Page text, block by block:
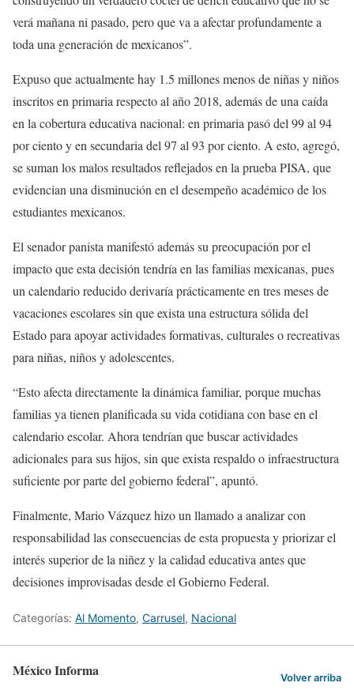
verá mañana ni pasado, pero que va a afectar profundamente a
toda una generación de mexicanos”.
Expuso que actualmente hay 1.5 millones menos de niñas y niños
inscritos en primaria respecto al año 2018, además de una caída
en la cobertura educativa nacional: en primaria pasó del 99 al 94
por ciento y en secundaria del 97 al 93 por ciento. A esto, agregó,
se suman los malos resultados reflejados en la prueba PISA, que
evidencian una disminución en el desempeño académico de los
estudiantes mexicanos.
El senador panista manifestó además su preocupación por el
impacto que esta decisión tendría en las familias mexicanas, pues
un calendario reducido derivaría prácticamente en tres meses de
vacaciones escolares sin que exista una estructura sólida del
Estado para apoyar actividades formativas, culturales o recreativas
para niñas, niños y adolescentes.
“Esto afecta directamente la dinámica familiar, porque muchas
familias ya tienen planificada su vida cotidiana con base en el
calendario escolar. Ahora tendrían que buscar actividades
adicionales para sus hijos, sin que exista respaldo o infraestructura
suficiente por parte del gobierno federal”, apuntó.
Finalmente, Mario Vázquez hizo un llamado a analizar con
responsabilidad las consecuencias de esta propuesta y priorizar el
interés superior de la niñez y la calidad educativa antes que
decisiones improvisadas desde el Gobierno Federal.
Categorías: Al Momento, Carrusel, Nacional
México Informa Volver arriba